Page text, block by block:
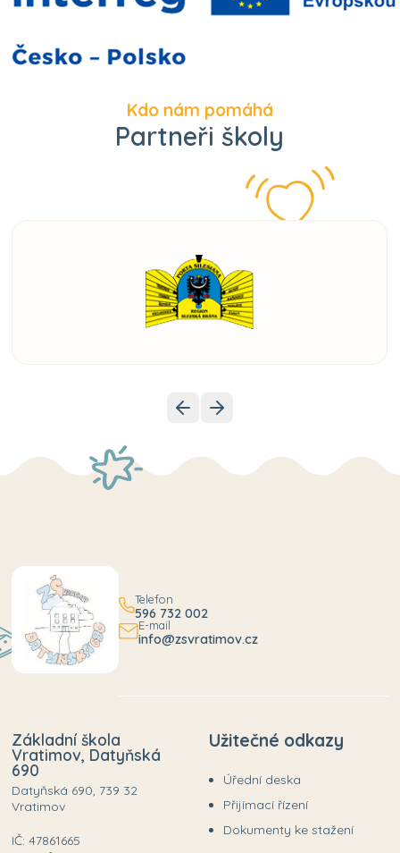
Kdo nám pomáhá
Partneři školy
Telefon
596 732 002
E-mail
info@zsvratimov.cz
Základní škola
Vratimov, Datyňská
690
Datyňská 690, 739 32
Vratimov
IČ: 47861665
Užitečné odkazy
Úřední deska
Přijímací řízení
Dokumenty ke stažení